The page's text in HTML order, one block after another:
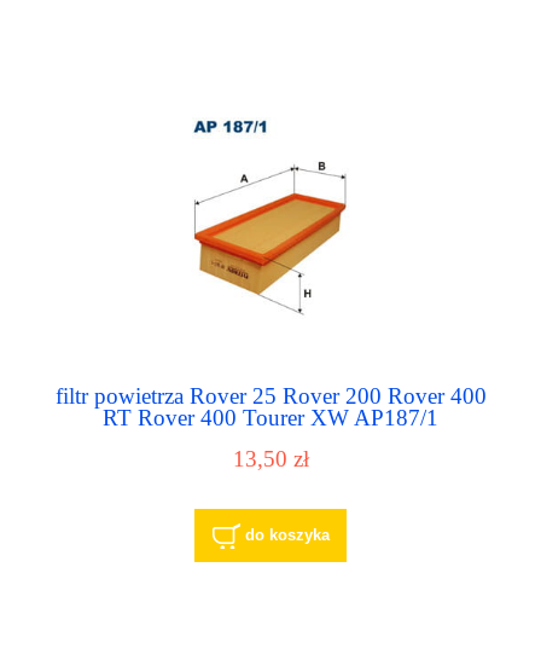
filtr powietrza Rover 25 Rover 200 Rover 400
RT Rover 400 Tourer XW AP187/1
13,50 zł
do koszyka